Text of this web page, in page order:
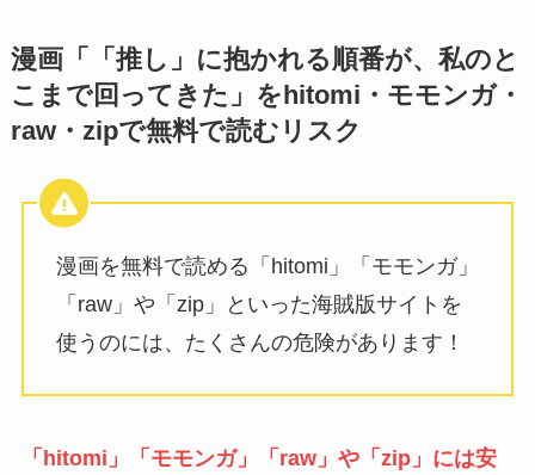
漫画「「推し」に抱かれる順番が、私のと
こまで回ってきた」をhitomi・モモンガ・
raw・zipで無料で読むリスク
漫画を無料で読める「hitomi」「モモンガ」
「raw」や「zip」といった海賊版サイトを
使うのには、たくさんの危険があります！
「hitomi」「モモンガ」「raw」や「zip」には安